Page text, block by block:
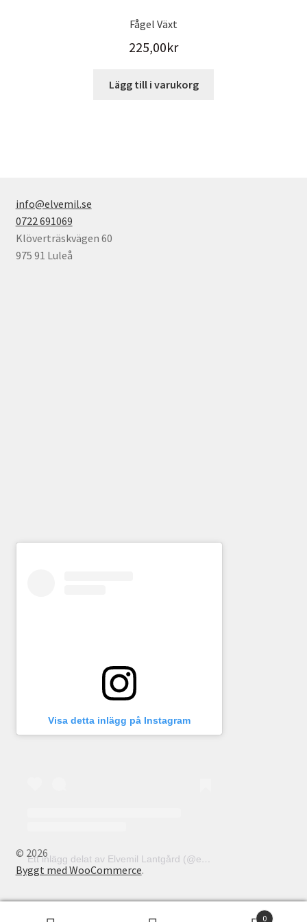
Fågel Växt
225,00kr
Lägg till i varukorg
info@elvemil.se
0722 691069
Klöverträskvägen 60
975 91 Luleå
Visa detta inlägg på Instagram
© 2026
Byggt med WooCommerce.
0